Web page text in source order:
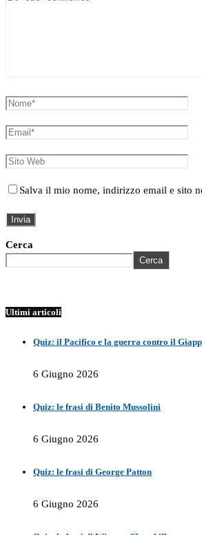
Salva il mio nome, indirizzo email e sito
Cerca
Cerca
Ultimi articoli
Quiz: il Pacifico e la guerra contro il
6 Giugno 2026
Quiz: le frasi di Benito Mussolini
6 Giugno 2026
Quiz: le frasi di George Patton
6 Giugno 2026